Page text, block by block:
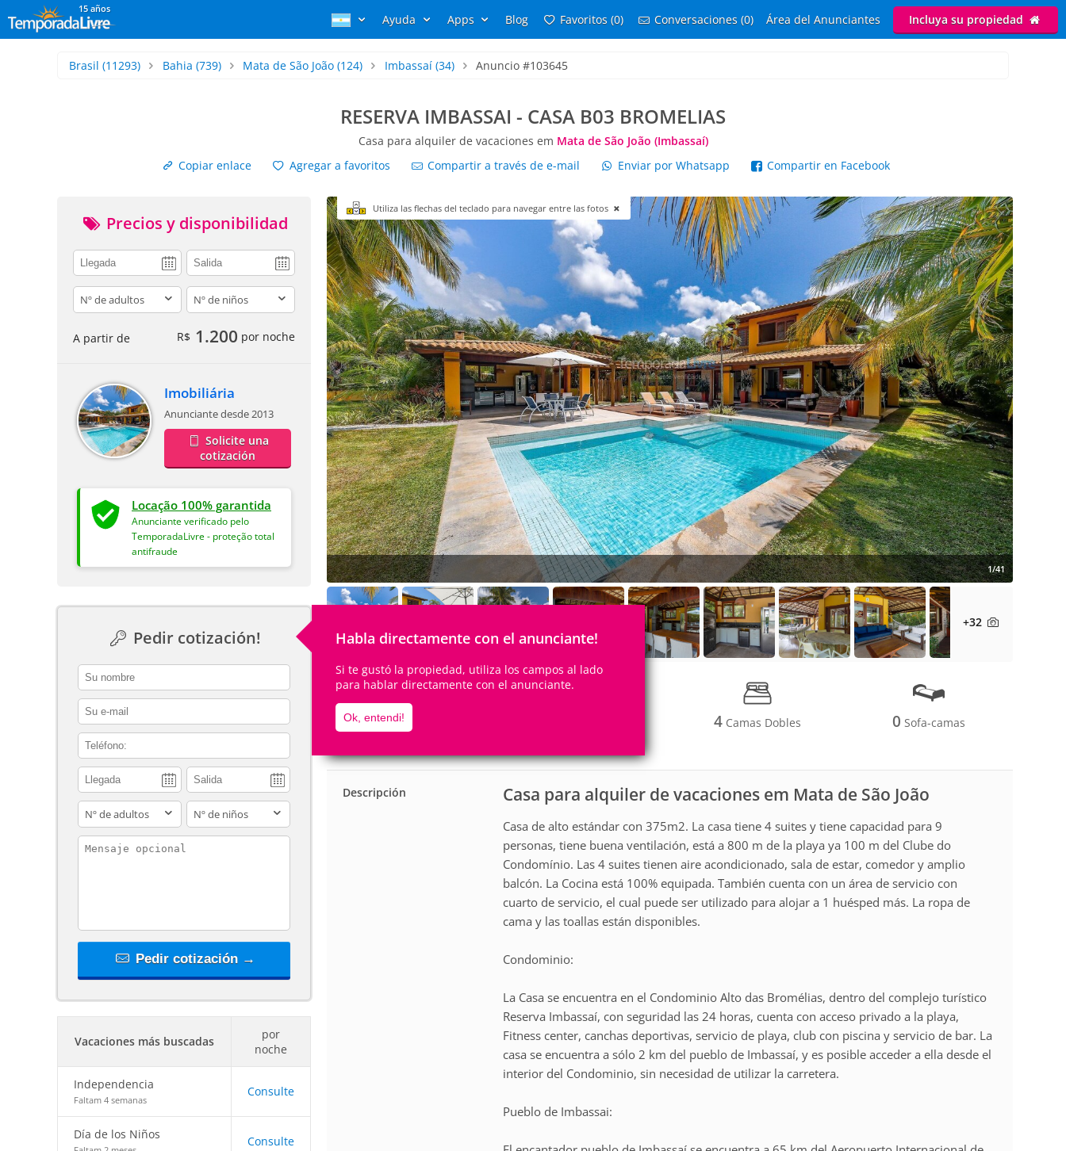
15 años
Ayuda Apps Blog Favoritos (0) Conversaciones (0) Área del Anunciantes Incluya su propiedad
Brasil (11293) Bahia (739) Mata de São João (124) Imbassaí(34) Anuncio #103645
RESERVA IMBASSAI - CASA B03 BROMELIAS
Casa para alquiler de vacaciones em Mata de São João (Imbassaí)
Copiar enlace
Agregar a favoritos Compartir a través de e-mail Enviar por Whatsapp Compartir en Facebook
Precios y disponibilidad
adults children
A partir de R$ 1.200 por noche
Imobiliária
Anunciante desde 2013
Solicite una
cotización
Locação 100% garantida
Anunciante verificado pelo
TemporadaLivre - proteção total
antifraude
Pedir cotización! Habla directamente con el anunciante!
Si te gustó la propiedad, utiliza los campos al lado
para hablar directamente con el anunciante.
Ok, entendi!
contact_name
contact_email
contact_phone
adults children
contact_message
Pedir cotización →
Vacaciones más buscadas
por
noche
Independencia
Faltam 4 semanas
Consulte
Día de los Niños Consulte
Utiliza las flechas del teclado para navegar entre las fotos
1/41
+32
8Personas 4Camas Dobles 0 Sofa-camas
Casa para alquiler de vacaciones em Mata de São João
Descripción
Casa de alto estándar con 375m2. La casa tiene 4 suites y tiene capacidad para 9
personas, tiene buena ventilación, está a 800 m de la playa ya 100 m del Clube do
Condomínio. Las 4 suites tienen aire acondicionado, sala de estar, comedor y amplio
balcón. La Cocina está 100% equipada. También cuenta con un área de servicio con
cuarto de servicio, el cual puede ser utilizado para alojar a 1 huésped más. La ropa de
cama y las toallas están disponibles.
Condominio:
La Casa se encuentra en el Condominio Alto das Bromélias, dentro del complejo turístico
Reserva Imbassaí, con seguridad las 24 horas, cuenta con acceso privado a la playa,
Fitness center, canchas deportivas, servicio de playa, club con piscina y servicio de bar. La
casa se encuentra a sólo 2 km del pueblo de Imbassaí, y es posible acceder a ella desde el
interior del Condominio, sin necesidad de utilizar la carretera.
Pueblo de Imbassai: